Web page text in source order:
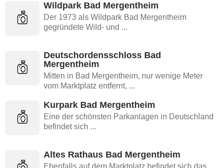
Wildpark Bad Mergentheim
Der 1973 als Wildpark Bad Mergentheim
gegründete Wild- und ...
Deutschordensschloss Bad
Mergentheim
Mitten in Bad Mergentheim, nur wenige Meter
vom Marktplatz entfernt, ...
Kurpark Bad Mergentheim
Eine der schönsten Parkanlagen in Deutschland
befindet sich ...
Altes Rathaus Bad Mergentheim
Ebenfalls auf dem Marktplatz befindet sich das